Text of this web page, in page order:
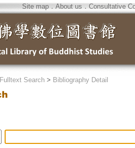
Site map．About us ． Consultative
Fulltext Search > Bibliography Detail